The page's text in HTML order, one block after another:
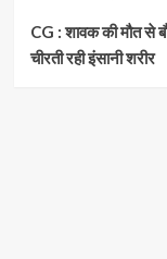
CG : शावक की मौत से
चीरती रही इंसानी शरीर